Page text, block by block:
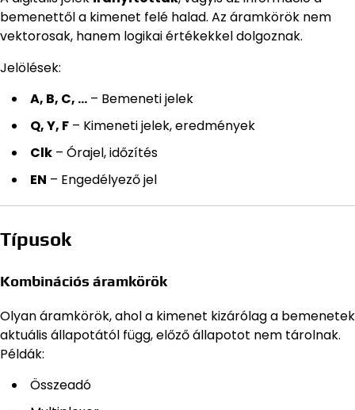
bemenettől a kimenet felé halad. Az áramkörök nem
vektorosak, hanem logikai értékekkel dolgoznak.
Jelölések:
A, B, C, … – Bemeneti jelek
Q, Y, F – Kimeneti jelek, eredmények
Clk – Órajel, időzítés
EN – Engedélyező jel
Típusok
Kombinációs áramkörök
Olyan áramkörök, ahol a kimenet kizárólag a bemenetek
aktuális állapotától függ, előző állapotot nem tárolnak.
Példák:
Összeadó